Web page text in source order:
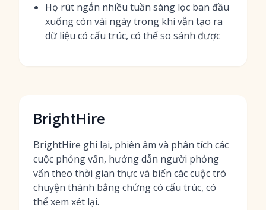
Họ rút ngắn nhiều tuần sàng lọc ban đầu
xuống còn vài ngày trong khi vẫn tạo ra
dữ liệu có cấu trúc, có thể so sánh được
BrightHire
BrightHire ghi lại, phiên âm và phân tích các
cuộc phỏng vấn, hướng dẫn người phỏng
vấn theo thời gian thực và biến các cuộc trò
chuyện thành bằng chứng có cấu trúc, có
thể xem xét lại.